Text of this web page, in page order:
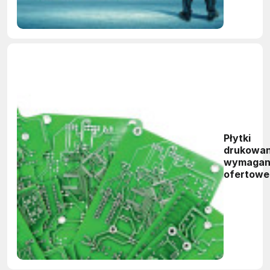
Płytki